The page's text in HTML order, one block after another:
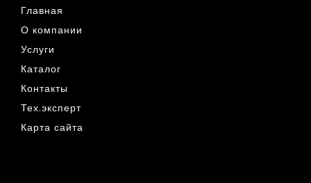
Главная
О компании
Услуги
Каталог
Контакты
Тех.эксперт
Карта сайта